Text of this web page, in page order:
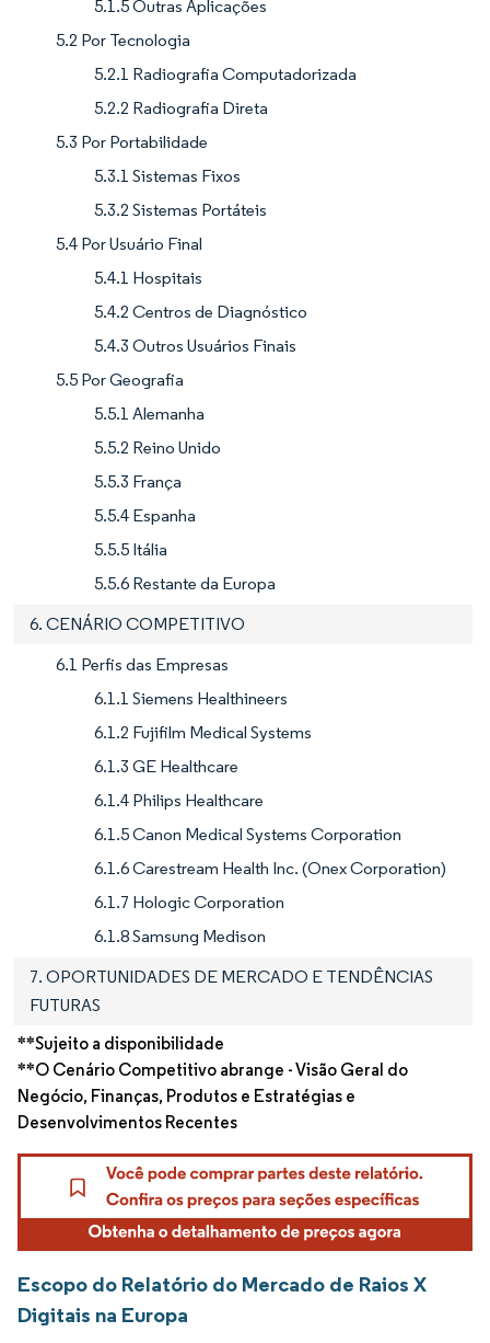
5.1.5 Outras Aplicações
5.2 Por Tecnologia
5.2.1 Radiografia Computadorizada
5.2.2 Radiografia Direta
5.3 Por Portabilidade
5.3.1 Sistemas Fixos
5.3.2 Sistemas Portáteis
5.4 Por Usuário Final
5.4.1 Hospitais
5.4.2 Centros de Diagnóstico
5.4.3 Outros Usuários Finais
5.5 Por Geografia
5.5.1 Alemanha
5.5.2 Reino Unido
5.5.3 França
5.5.4 Espanha
5.5.5 Itália
5.5.6 Restante da Europa
6. CENÁRIO COMPETITIVO
6.1 Perfis das Empresas
6.1.1 Siemens Healthineers
6.1.2 Fujifilm Medical Systems
6.1.3 GE Healthcare
6.1.4 Philips Healthcare
6.1.5 Canon Medical Systems Corporation
6.1.6 Carestream Health Inc. (Onex Corporation)
6.1.7 Hologic Corporation
6.1.8 Samsung Medison
7. OPORTUNIDADES DE MERCADO E TENDÊNCIAS
FUTURAS
**Sujeito a disponibilidade
**O Cenário Competitivo abrange - Visão Geral do
Negócio, Finanças, Produtos e Estratégias e
Desenvolvimentos Recentes
Escopo do Relatório do Mercado de Raios X
Digitais na Europa